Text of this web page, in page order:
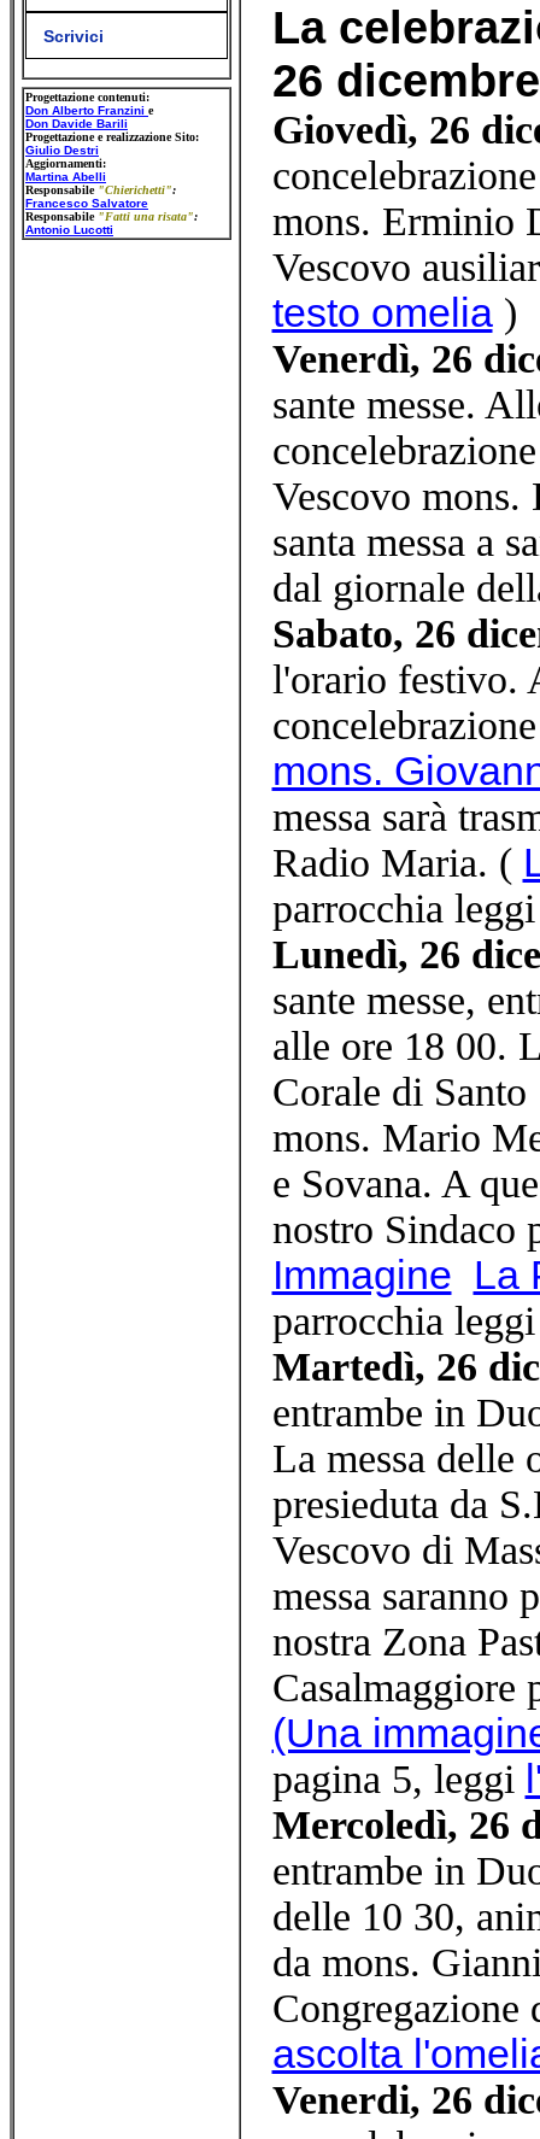
Scrivici
Progettazione contenuti:
Don Alberto Franzini e
Don Davide Barili
Progettazione e realizzazione Sito:
Giulio Destri
Aggiornamenti:
Martina Abelli
Responsabile "Chierichetti":
Francesco Salvatore
Responsabile "Fatti una risata":
Antonio Lucotti
La
26 dicembre
Giovedì, 26
mons. Erminio
Vescovo
testo omelia)
Venerdì, 26
sante messe.
Vescovo
santa messa a
dal giornale
Sabato, 26
l'orario festivo.
mons.
messa sarà
Radio Maria. (
parrocchia
Lunedì, 26
sante messe,
alle ore 18 00.
Corale di Santo
mons. Mario
e Sovana. A
nostro Sindaco
Immagine La
parrocchia
Martedì, 26
entrambe in
La messa delle
presieduta da
Vescovo di
messa saranno
nostra Zona
Casalmaggiore
(Una
pagina 5, leggi
Mercoledì, 26
entrambe in
delle 10 30,
da mons.
ascolta
Venerdi, 26